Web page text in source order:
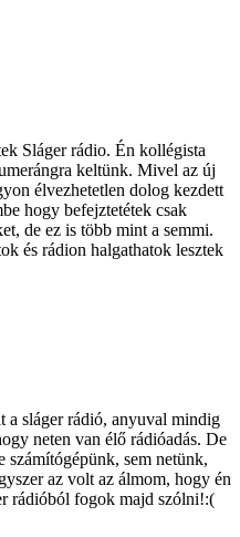
Sláger rádio. Én kollégista
keltünk. Mivel az új
élvezhetetlen dolog kezdett
hogy befejztetétek csak
de ez is több mint a semmi.
és rádion halgathatok lesztek
a sláger rádió, anyuval mindig
neten van élő rádióadás. De
számítógépünk, sem netünk,
az volt az álmom, hogy én
rádióból fogok majd szólni!:(